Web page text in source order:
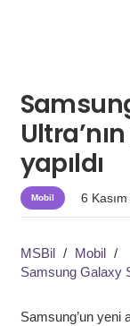
yapıldı
Mobil 6
MSBil / Mobil /
Samsung Galaxy
Samsung’un yeni